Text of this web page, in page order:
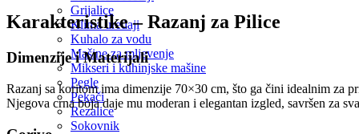
Grijalice
Klima uređaji
Kuhalo za vodu
Mašine za mljevenje
Mikseri i kuhinjske mašine
Pegle
Pekači
Rezalice
Sokovnik
Karakteristike – Razanj za Pilice
Dimenzije i Materijali
Razanj sa koritom ima dimenzije 70×30 cm, što ga čini idealnim za
Njegova crna boja daje mu moderan i elegantan izgled, savršen za